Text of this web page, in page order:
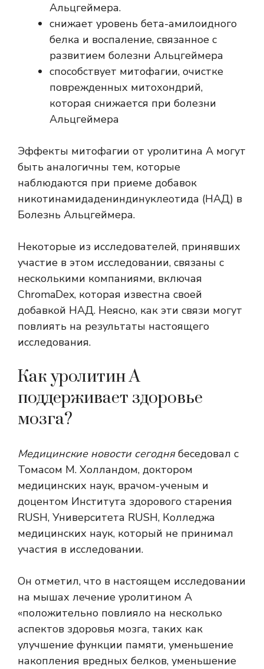
Альцгеймера.
снижает уровень бета-амилоидного
белка и воспаление, связанное с
развитием болезни Альцгеймера
способствует митофагии, очистке
поврежденных митохондрий,
которая снижается при болезни
Альцгеймера
Эффекты митофагии от уролитина А могут
быть аналогичны тем, которые
наблюдаются при приеме добавок
никотинамидадениндинуклеотида (НАД) в
Болезнь Альцгеймера.
Некоторые из исследователей, принявших
участие в этом исследовании, связаны с
несколькими компаниями, включая
ChromaDex, которая известна своей
добавкой НАД. Неясно, как эти связи могут
повлиять на результаты настоящего
исследования.
Как уролитин А
поддерживает здоровье
мозга?
Медицинские новости сегоднябеседовал с
Томасом М. Холландом, доктором
медицинских наук, врачом-ученым и
доцентом Института здорового старения
RUSH, Университета RUSH, Колледжа
медицинских наук, который не принимал
участия в исследовании.
Он отметил, что в настоящем исследовании
на мышах лечение уролитином А
«положительно повлияло на несколько
аспектов здоровья мозга, таких как
улучшение функции памяти, уменьшение
накопления вредных белков, уменьшение